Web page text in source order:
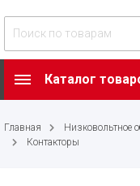
Каталог
Главная Низковольтное
Контакторы